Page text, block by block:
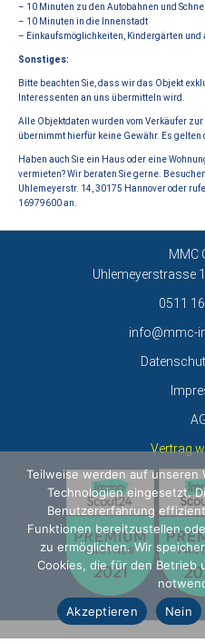
– 10 Minuten zu den Autobahnen und
– 10 Minuten in die Innenstadt
– Einkaufsmöglichkeiten, Kindergärten
Sonstiges:
Bitte beachten Sie, dass wir das Objekt
Interessenten an uns übermitteln wird.
Alle Objektdaten wurden vom Verkäufer
übernimmt hierfür keine Gewähr. Es gelten
Haben auch Sie ein Haus oder eine
vermieten? Wir beraten Sie gerne.
Uhlemeyerstr. 14, 30175 Hannover oder
16979600 an.
MMC
Uhlemeyerstrasse
0511
info@mmc-
Vertrag
Teilweise werden auf unseren
Technologien eingesetzt.
Benutzererfahrung
Funktionen bereitzustellen
zu ermöglichen. Wir
Cookies, die für den Betrieb
Akzeptieren
Nein